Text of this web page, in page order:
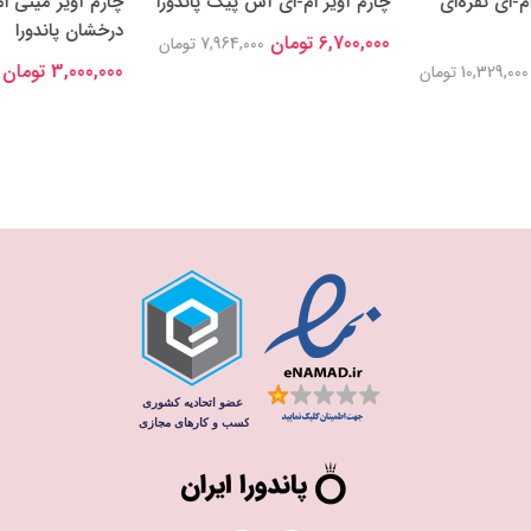
10,329,000 تومان
6,700,000 تومان 7,964,000 تومان
درخشان پاندورا
3,000,000 تومان